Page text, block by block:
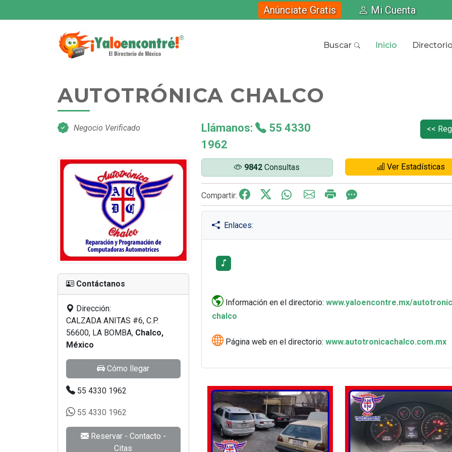
Anúnciate Gratis Mi Cuenta
Buscar Inicio
AUTOTRÓNICA CHALCO
Negocio Verificado Llámanos:
55 4330
1962
<<
Contáctanos
Dirección:
CALZADA ANITAS #6, C.P.
56600, LA BOMBA, Chalco,
México
Cómo llegar
55 4330 1962
55 4330 1962
Reservar - Contacto -
Citas
9842 Consultas Ver Estadísticas
Compartir:
Enlaces:
Información en el directorio: www.yaloencontre.mx/
chalco
Página web en el directorio: www.autotronicachalco.com.mx